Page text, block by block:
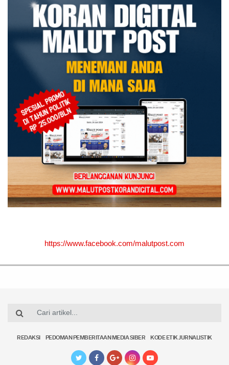
https://www.facebook.com/malutpost.com
REDAKSI PEDOMAN PEMBERITAAN MEDIA SIBER KODE ETIK JURNALISTIK